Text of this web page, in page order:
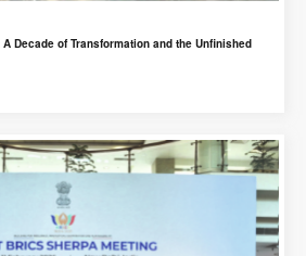
A Decade of Transformation and the Unfinished